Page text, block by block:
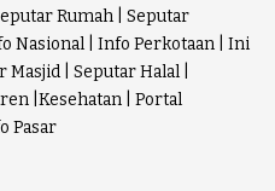
Rumah
Seputar
Nasional Info Perkotaan
Ini
Masjid Seputar Halal
Kesehatan
Portal
Pasar